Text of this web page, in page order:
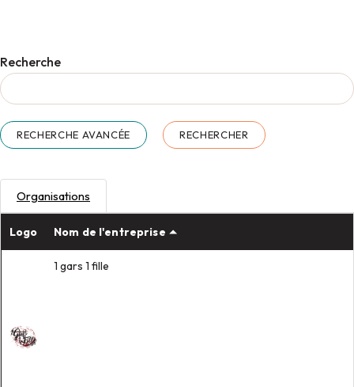
Recherche
RECHERCHE AVANCÉE
Organisations
Logo Nom de l'entreprise
1 gars 1 fille